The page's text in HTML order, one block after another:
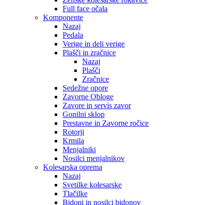
Full face očala
Komponente
Nazaj
Pedala
Verige in deli verige
Plašči in zračnice
Nazaj
Plašči
Zračnice
Sedežne opore
Zavorne Obloge
Zavore in servis zavor
Gonilni sklop
Prestavne in Zavorne ročice
Rotorji
Krmila
Menjalniki
Nosilci menjalnikov
Kolesarska oprema
Nazaj
Svetilke kolesarske
Tlačilke
Bidoni in nosilci bidonov